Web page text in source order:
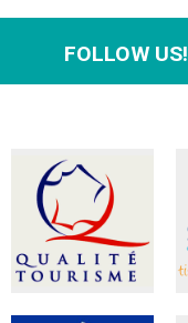
FOLLOW US!